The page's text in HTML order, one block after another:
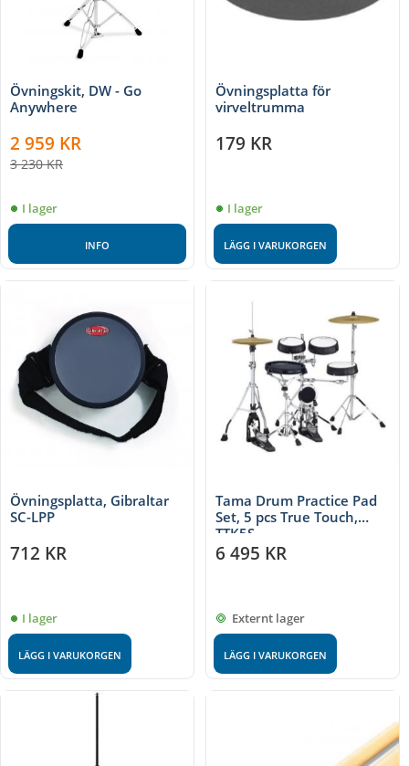
Övningskit, DW - Go
Anywhere
2 959 KR
3 230KR
I lager
INFO
Övningsplatta för
virveltrumma
179 KR
I lager
LÄGG I VARUKORGEN
Övningsplatta, Gibraltar
SC-LPP
712 KR
I lager
LÄGG I VARUKORGEN
Tama Drum Practice Pad
Set, 5 pcs True Touch,
TTK5S
6 495 KR
Externt lager
LÄGG I VARUKORGEN